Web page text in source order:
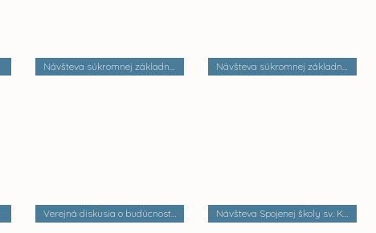
Návšteva súkromnej základnej umeleckej školy Zádielska Návšteva súkromnej základnej školy Dobrá škola n.o.
Verejná diskusia o budúcnosti mestských častí Návšteva Spojenej školy sv. Košických mučeníkov